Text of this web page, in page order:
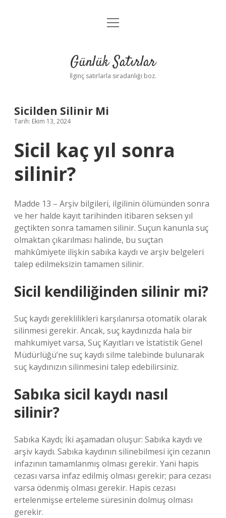
Anasayfa
Yasal Uyarı
menüyü
Günlük Satırlar
İlginç satırlarla sıradanlığı boz.
Sicilden Silinir Mi
Tarih: Ekim 13, 2024
Sicil kaç yıl sonra
silinir?
Madde 13 – Arşiv bilgileri, ilgilinin ölümünden sonra
ve her halde kayıt tarihinden itibaren seksen yıl
geçtikten sonra tamamen silinir. Suçun kanunla suç
olmaktan çıkarılması halinde, bu suçtan
mahkûmiyete ilişkin sabıka kaydı ve arşiv belgeleri
talep edilmeksizin tamamen silinir.
Sicil kendiliğinden silinir mi?
Suç kaydı gereklilikleri karşılanırsa otomatik olarak
silinmesi gerekir. Ancak, suç kaydınızda hala bir
mahkumiyet varsa, Suç Kayıtları ve İstatistik Genel
Müdürlüğü’ne suç kaydı silme talebinde bulunarak
suç kaydınızın silinmesini talep edebilirsiniz.
Sabıka sicil kaydı nasıl
silinir?
Sabıka Kaydı; İki aşamadan oluşur: Sabıka kaydı ve
arşiv kaydı. Sabıka kaydının silinebilmesi için cezanın
infazının tamamlanmış olması gerekir. Yani hapis
cezası varsa infaz edilmiş olması gerekir; para cezası
varsa ödenmiş olması gerekir. Hapis cezası
ertelenmişse erteleme süresinin dolmuş olması
gerekir.